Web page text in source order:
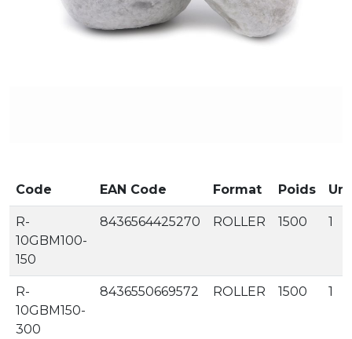
Code EAN Code Format Poids
R-
10GBM100-
150
8436564425270 ROLLER 1500 1
R-
10GBM150-
300
8436550669572 ROLLER 1500 1